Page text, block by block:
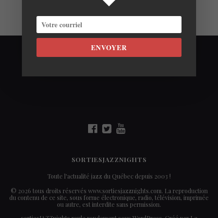
SORTIESJAZZNIGHTS
Toute l'actualité jazz du Québec depuis 2003 !
© 2026 tous droits réservés www.sortiesjazznights.com. La reproduction
du contenu de ce site, sous forme électronique, radio, télévision, imprimée
ou autre, est interdite sans permission.
ENVOYER